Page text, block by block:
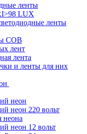
ленты
LUX
ленты
COB
лент
лента
и ленты для них
неон
неон 220 вольт
неона
неон 12 вольт